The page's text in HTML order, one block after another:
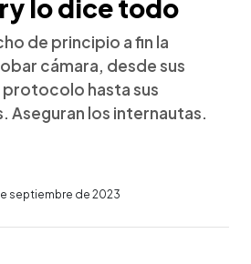
lo dice todo
de principio a fin la
cámara, desde sus
hasta sus
Aseguran los internautas.
septiembre de 2023